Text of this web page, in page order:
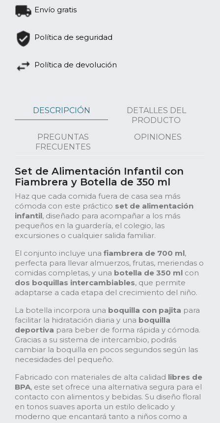
Envío gratis
Política de seguridad
Política de devolución
DESCRIPCIÓN
DETALLES DEL
PRODUCTO
PREGUNTAS
FRECUENTES
OPINIONES
Set de Alimentación Infantil con
Fiambrera y Botella de 350 ml
Haz que cada comida fuera de casa sea más
cómoda con este práctico set de alimentación
infantil, diseñado para acompañar a los más
pequeños en la guardería, el colegio, las
excursiones o cualquier salida familiar.
El conjunto incluye una fiambrera de 700 ml,
perfecta para llevar almuerzos, frutas, meriendas o
comidas completas, y una botella de 350 ml con
dos boquillas intercambiables, que permite
adaptarse a cada etapa del crecimiento del niño.
La botella incorpora una boquilla con pajita para
facilitar la hidratación diaria y una boquilla
deportiva para beber de forma rápida y cómoda.
Gracias a su sistema de intercambio, podrás
cambiar la boquilla en pocos segundos según las
necesidades del pequeño.
Fabricado con materiales de alta calidad libres de
BPA, este set ofrece una alternativa segura para el
contacto con alimentos y bebidas. Su diseño floral
en tonos suaves aporta un estilo delicado y
moderno que encantará tanto a niños como a